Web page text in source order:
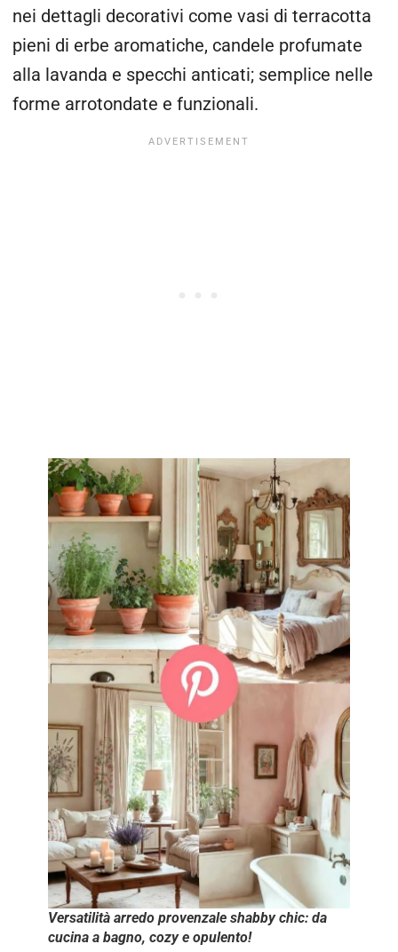
nei dettagli decorativi come vasi di terracotta
pieni di erbe aromatiche, candele profumate
alla lavanda e specchi anticati; semplice nelle
forme arrotondate e funzionali.
Versatilità arredo provenzale shabby chic: da
cucina a bagno, cozy e opulento!